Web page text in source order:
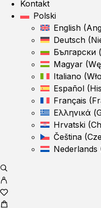
Kontakt
Polski
English (
Deutsch (
Български (
Magyar (
Italiano (
Español (
Français (
Ελληνικά (
Hrvatski (
Čeština (
Nederlands